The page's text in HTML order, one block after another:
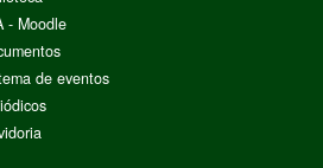
- Moodle
de eventos